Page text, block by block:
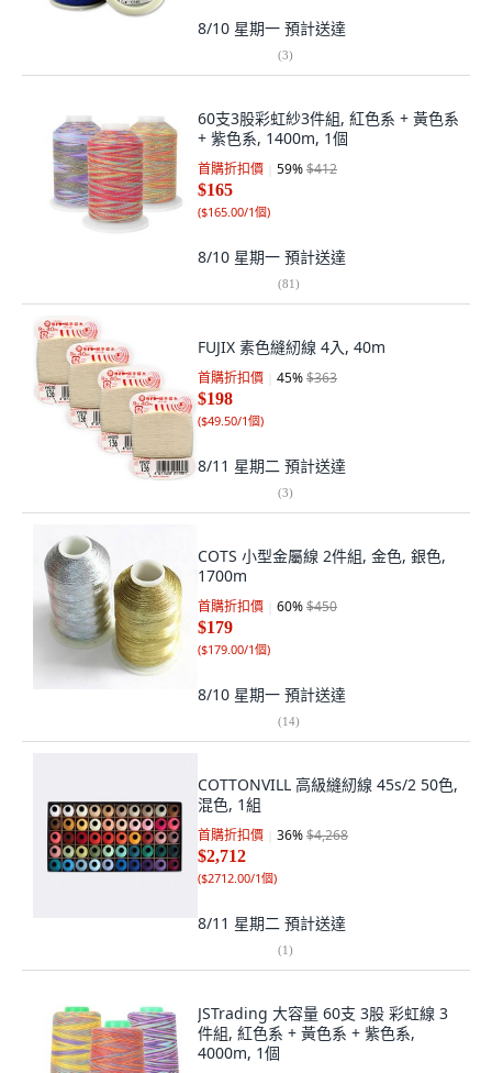
8/10 星期一 預計送達
(3)
60支3股彩虹紗3件組, 紅色系 + 黃色系
+ 紫色系, 1400m, 1個
首購折扣價 59%$412
$165
($165.00/1個)
8/10 星期一 預計送達
(81)
FUJIX 素色縫紉線 4入, 40m
首購折扣價 45%$363
$198
($49.50/1個)
8/11 星期二 預計送達
(3)
COTS 小型金屬線 2件組, 金色, 銀色,
1700m
首購折扣價 60%$450
$179
($179.00/1個)
8/10 星期一 預計送達
(14)
COTTONVILL 高級縫紉線 45s/2 50色,
混色, 1組
首購折扣價 36%$4,268
$2,712
($2712.00/1個)
8/11 星期二 預計送達
(1)
JSTrading 大容量 60支 3股 彩虹線 3
件組, 紅色系 + 黃色系 + 紫色系,
4000m, 1個